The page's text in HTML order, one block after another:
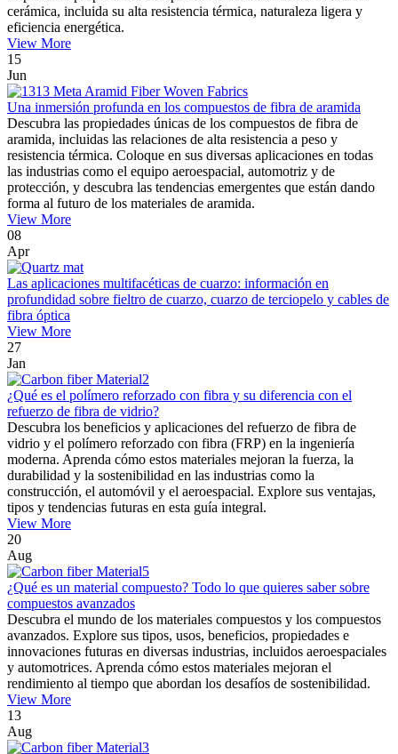
cerámica, incluida su alta resistencia térmica, naturaleza ligera y
eficiencia energética.
View More
15
Jun
Una inmersión profunda en los compuestos de fibra de aramida
Descubra las propiedades únicas de los compuestos de fibra de
aramida, incluidas las relaciones de alta resistencia a peso y
resistencia térmica. Coloque en sus diversas aplicaciones en todas
las industrias como el equipo aeroespacial, automotriz y de
protección, y descubra las tendencias emergentes que están dando
forma al futuro de los materiales de aramida.
View More
08
Apr
Las aplicaciones multifacéticas de cuarzo: información en
profundidad sobre fieltro de cuarzo, cuarzo de terciopelo y cables de
fibra óptica
View More
27
Jan
¿Qué es el polímero reforzado con fibra y su diferencia con el
refuerzo de fibra de vidrio?
Descubra los beneficios y aplicaciones del refuerzo de fibra de
vidrio y el polímero reforzado con fibra (FRP) en la ingeniería
moderna. Aprenda cómo estos materiales mejoran la fuerza, la
durabilidad y la sostenibilidad en las industrias como la
construcción, el automóvil y el aeroespacial. Explore sus ventajas,
tipos y tendencias futuras en esta guía integral.
View More
20
Aug
¿Qué es un material compuesto? Todo lo que quieres saber sobre
compuestos avanzados
Descubra el mundo de los materiales compuestos y los compuestos
avanzados. Explore sus tipos, usos, beneficios, propiedades e
innovaciones futuras en diversas industrias, incluidos aeroespaciales
y automotrices. Aprenda cómo estos materiales mejoran el
rendimiento al tiempo que abordan los desafíos de sostenibilidad.
View More
13
Aug